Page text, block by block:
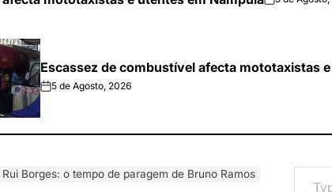
on
Escassez de combustível afecta mototaxistas
on5 de Agosto, 2026
Borges: o tempo de paragem de Bruno Ramos
Type your